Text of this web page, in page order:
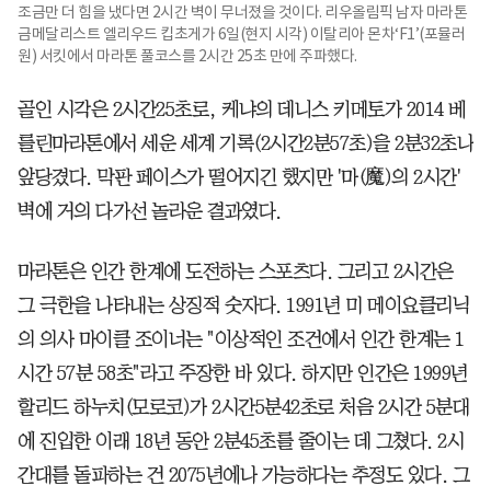
조금만 더 힘을 냈다면 2시간 벽이 무너졌을 것이다. 리우올림픽 남자 마라톤
금메달리스트 엘리우드 킵초게가 6일(현지 시각) 이탈리아 몬차‘F1’(포뮬러
원) 서킷에서 마라톤 풀코스를 2시간 25초 만에 주파했다.
골인 시각은 2시간25초로, 케냐의 데니스 키메토가 2014 베
를린마라톤에서 세운 세계 기록(2시간2분57초)을 2분32초나
앞당겼다. 막판 페이스가 떨어지긴 했지만 '마(魔)의 2시간'
벽에 거의 다가선 놀라운 결과였다.
마라톤은 인간 한계에 도전하는 스포츠다. 그리고 2시간은
그 극한을 나타내는 상징적 숫자다. 1991년 미 메이요클리닉
의 의사 마이클 조이너는 "이상적인 조건에서 인간 한계는 1
시간 57분 58초"라고 주장한 바 있다. 하지만 인간은 1999년
할리드 하누치(모로코)가 2시간5분42초로 처음 2시간 5분대
에 진입한 이래 18년 동안 2분45초를 줄이는 데 그쳤다. 2시
간대를 돌파하는 건 2075년에나 가능하다는 추정도 있다. 그